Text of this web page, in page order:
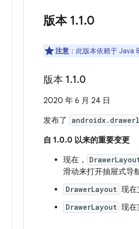
版本 1.1.0
注意 ：此版本依赖于 Java
版本 1.1.0
2020 年 6 月 24 日
发布了
自 1.0.0 以来的重要变更
现在，
滑动来打开抽屉式导
DrawerLayout 现在
DrawerLayout 现在